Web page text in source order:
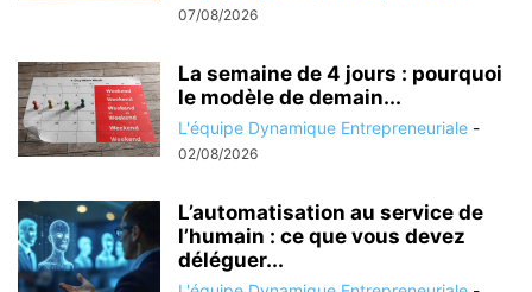
07/08/2026
La semaine de 4 jours : pourquoi
le modèle de demain...
L'équipe Dynamique Entrepreneuriale -
02/08/2026
L’automatisation au service de
l’humain : ce que vous devez
déléguer...